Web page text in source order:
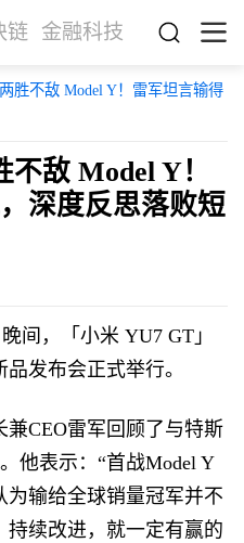
链 金融科技
胜不敌 Model Y！雷军坦言输得
敌 Model Y！
深度反思落败短
间，「小米 YU7 GT」
发布会正式举行。
CEO雷军回顾了与特斯
他表示：“首战Model Y
为输给全球销量冠军并不
持续改进，就一定有赢的